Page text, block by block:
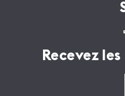
Recevez